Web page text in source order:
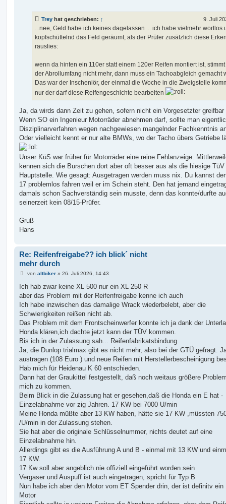
Trey hat geschrieben: ↑ 9. Juli
...nee, Geld habe ich keines dagelassen ... ich habe vielmehr wortlos
kopfschüttelnd das Feld geräumt, als der Prüfer zusätzlich diese
rauslies:
wenn da hinten ein 110er statt einem 120er Reifen montiert ist,
der Abrollumfang nicht mehr, dann muss ein Tachoabgleich gemacht
Das war der Inscheniör, der einmal die Woche in die Zweigstelle
nur der darf diese Reifengeschichte bearbeiten
Ja, da wirds dann Zeit zu gehen, sofern nicht ein Vorgesetzter
Wenn SO ein Ingenieur Motorräder abnehmen darf, sollte man
Disziplinarverfahren wegen nachgewiesen mangelnder Fachkenntnis
Oder vielleicht kennt er nur alte BMWs, wo der Tacho übers Getriebe
Unser KüS war früher für Motorräder eine reine Fehlanzeige.
kennen sich die Burschen dort aber oft besser aus als die hiesige TüV
Hauptstelle. Wie gesagt: Ausgetragen werden muss nix. Du kannst
17 problemlos fahren weil er im Schein steht. Den hat jemand
damals schon Sachverständig sein musste, denn das konnte/durfte
seinerzeit kein 08/15-Prüfer.
Gruß
Hans
Re: Reifenfreigabe?? ich blick´ nicht
mehr durch
B
i
r
a
von altbiker» 26. Juli 2026, 14:43
Ich hab zwar keine XL 500 nur ein XL 250 R
aber das Problem mit der Reifenfreigabe kenne ich auch
Ich habe inzwischen das damalige Wrack wiederbelebt, aber die
Schwierigkeiten reißen nicht ab.
Das Problem mit dem Frontscheinwerfer konnte ich ja dank der
Honda klären,ich dachte jetzt kann der TÜV kommen.
Bis ich in der Zulassung sah... Reifenfabrikatsbindung
Ja, die Dunlop trialmax gibt es nicht mehr, also bei der GTÜ gefragt.
austragen (108 Euro ) und neue Reifen mit Herstellerbescheinigung
Hab mich für Heidenau K 60 entschieden.
Dann hat der Graukittel festgestellt, daß noch weitaus größere
mich zu kommen.
Beim Blick in die Zulassung hat er gesehen,daß die Honda ein E hat -
Einzelabnahme vor zig Jahren. 17 KW bei 7000 U/min
Meine Honda müßte aber 13 KW haben, hätte sie 17 KW ,müssten
/U/min in der Zulassung stehen.
Sie hat aber die originale Schlüsselnummer, nichts deutet auf eine
Einzelabnahme hin.
Allerdings gibt es die Ausführung A und B - einmal mit 13 KW und
17 KW.
17 Kw soll aber angeblich nie offiziell eingeführt worden sein
Vergaser und Auspuff ist auch eingetragen, spricht für Typ B
Nun habe ich aber den Motor vom ET Spender drin, der ist definitv ein
Motor